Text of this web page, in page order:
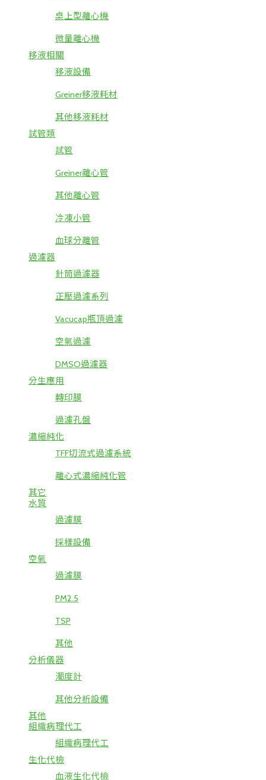
桌上型離心機
微量離心機
移液相關
移液設備
Greiner移液耗材
其他移液耗材
試管類
試管
Greiner離心管
其他離心管
冷凍小管
血球分離管
過濾器
針筒過濾器
正壓過濾系列
Vacucap瓶頂過濾
空氣過濾
DMSO過濾器
分生應用
轉印膜
過濾孔盤
濃縮純化
TFF切流式過濾系統
離心式濃縮純化管
其它
水質
過濾膜
採樣設備
空氣
過濾膜
PM2.5
TSP
其他
分析儀器
濁度計
其他分析設備
其他
組織病理代工
組織病理代工
生化代檢
血液生化代檢